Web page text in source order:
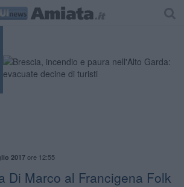
2017ore 12:55
Di Marco al Francigena Folk